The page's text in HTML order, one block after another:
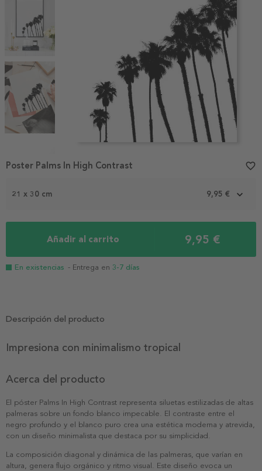
1
21 x 30 cm 9,95 €
Añadir al carrito 9,95 €
En existencias - Entrega en 3-7 días
Poster Palms In High Contrast favorite_border
Descripción del producto
Impresiona con minimalismo tropical
Acerca del producto
El póster Palms In High Contrast representa siluetas estilizadas de altas
palmeras sobre un fondo blanco impecable. El contraste entre el
negro profundo y el blanco puro crea una estética moderna y atrevida,
con un diseño minimalista que destaca por su simplicidad.
La composición diagonal y dinámica de las palmeras, que varían en
altura, genera flujo orgánico y ritmo visual. Este diseño evoca un